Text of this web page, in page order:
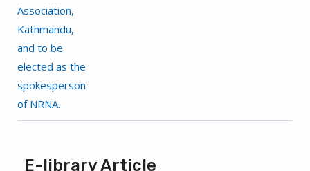
E-library Article